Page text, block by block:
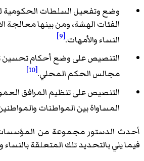
وضع وتفعيل السلطات الحكومية
الفئات الهشة، ومن بينها معالجة
النساء والأمهات.[9]
التنصيص على وضع أحكام تحسين
مجالس الحكم المحلي.[10]
التنصيص على تنظيم المرافق
المساواة بين المواطنات
أحدث الدستور مجموعة من المؤسسات
فيما يلي بالتحديد تلك المتعلقة بالنساء